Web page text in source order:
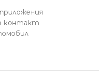
контакт